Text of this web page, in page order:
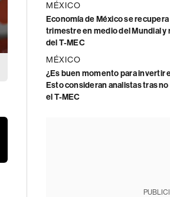
MÉXICO
Economía de México se
trimestre en medio del Mundial y
del T-MEC
MÉXICO
¿Es buen momento para invertir
Esto consideran analistas tras
el T-MEC